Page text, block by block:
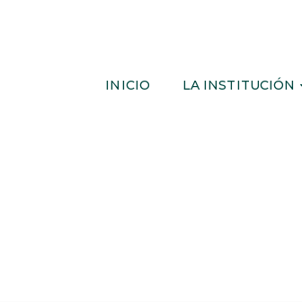
INICIO LA INSTITUCIÓN